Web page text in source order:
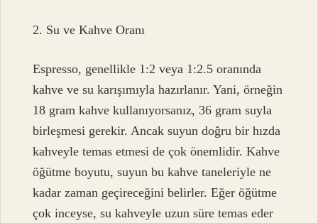
2. Su ve Kahve Oranı
Espresso, genellikle 1:2 veya 1:2.5 oranında
kahve ve su karışımıyla hazırlanır. Yani, örneğin
18 gram kahve kullanıyorsanız, 36 gram suyla
birleşmesi gerekir. Ancak suyun doğru bir hızda
kahveyle temas etmesi de çok önemlidir. Kahve
öğütme boyutu, suyun bu kahve taneleriyle ne
kadar zaman geçireceğini belirler. Eğer öğütme
çok inceyse, su kahveyle uzun süre temas eder